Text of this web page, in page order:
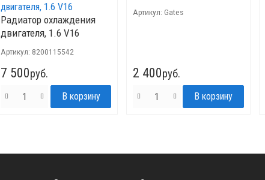
Радиатор охлаждения
двигателя, 1.6 V16
Артикул: 8200115542
7 500руб.
Артикул:Gates
2 400руб.